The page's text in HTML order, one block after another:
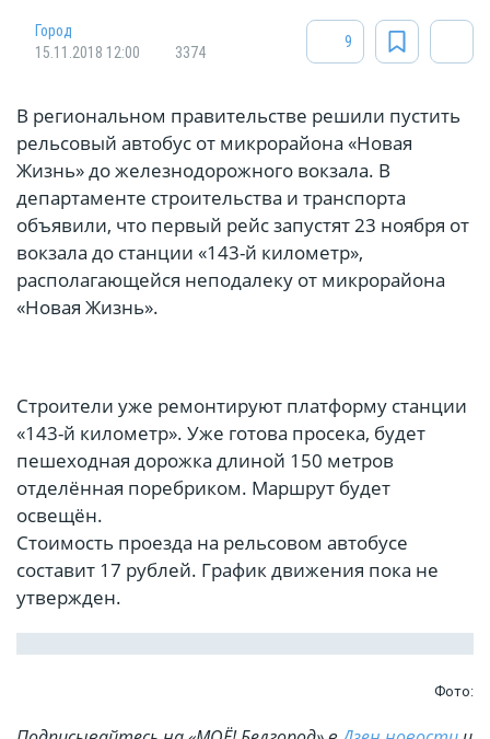
Город
15.11.2018 12:00
3374
9
В региональном правительстве решили пустить
рельсовый автобус от микрорайона «Новая
Жизнь» до железнодорожного вокзала. В
департаменте строительства и транспорта
объявили, что первый рейс запустят 23 ноября от
вокзала до станции «143-й километр»,
располагающейся неподалеку от микрорайона
«Новая Жизнь».
Строители уже ремонтируют платформу станции
«143-й километр». Уже готова просека, будет
пешеходная дорожка длиной 150 метров
отделённая поребриком. Маршрут будет
освещён.
Стоимость проезда на рельсовом автобусе
составит 17 рублей. График движения пока не
утвержден.
Фото: